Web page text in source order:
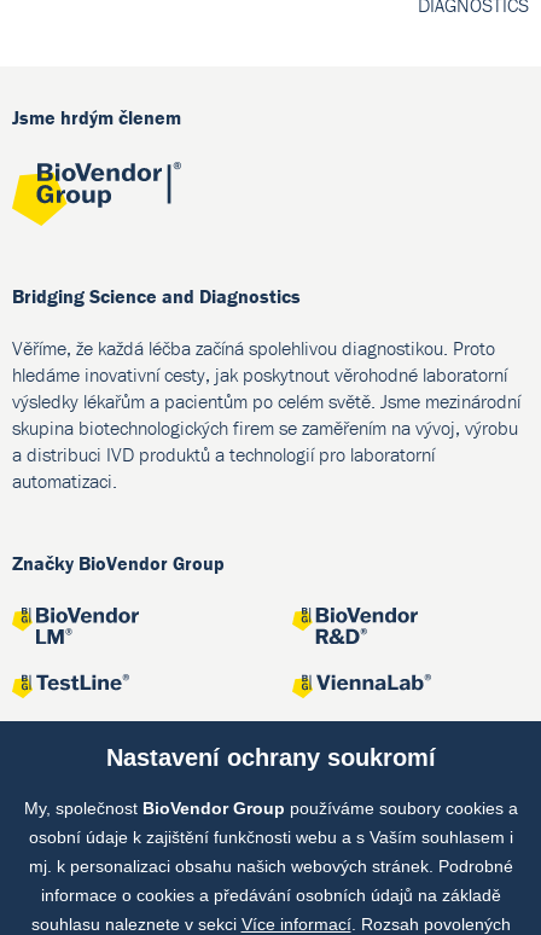
Jsme hrdým členem
Bridging Science and Diagnostics
Věříme, že každá léčba začíná spolehlivou diagnostikou. Proto
hledáme inovativní cesty, jak poskytnout věrohodné laboratorní
výsledky lékařům a pacientům po celém světě. Jsme mezinárodní
skupina biotechnologických firem se zaměřením na vývoj, výrobu
a distribuci IVD produktů a technologií pro laboratorní
automatizaci.
Značky BioVendor Group
Společné projekty
Nastavení ochrany soukromí
My, společnost BioVendor Group používáme soubory cookies a
osobní údaje k zajištění funkčnosti webu a s Vaším souhlasem i
mj. k personalizaci obsahu našich webových stránek. Podrobné
informace o cookies a předávání osobních údajů na základě
souhlasu naleznete v sekci Více informací. Rozsah povolených